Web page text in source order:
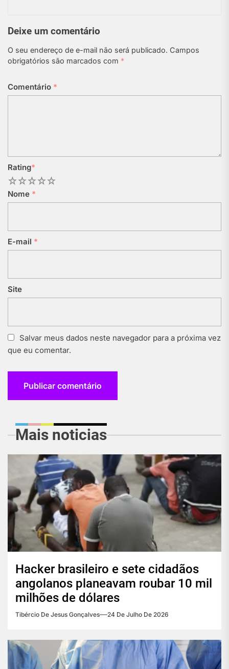
Deixe um comentário
O seu endereço de e-mail não será publicado. Campos
obrigatórios são marcados com *
Comentário *
Rating*
5
4
3
2
Nome *
E-mail *
Site
Salvar meus dados neste navegador para a próxima vez
que eu comentar.
Mais noticias
Hacker brasileiro e sete cidadãos
angolanos planeavam roubar 10 mil
milhões de dólares
Tibércio De Jesus Gonçalves 24 De Julho De 2026